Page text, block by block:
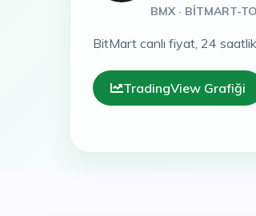
BMX · BITMART-
BitMart canlı fiyat, 24
TradingView Grafiği